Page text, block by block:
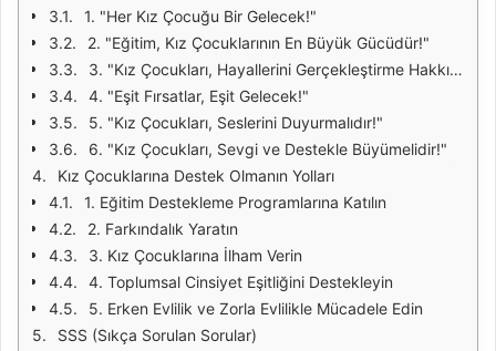
1. "Her Kız Çocuğu Bir Gelecek!"
2. "Eğitim, Kız Çocuklarının En Büyük Gücüdür!"
3. "Kız Çocukları, Hayallerini Gerçekleştirme Hakkına Sahiptir!"
4. "Eşit Fırsatlar, Eşit Gelecek!"
5. "Kız Çocukları, Seslerini Duyurmalıdır!"
6. "Kız Çocukları, Sevgi ve Destekle Büyümelidir!"
Kız Çocuklarına Destek Olmanın Yolları
1. Eğitim Destekleme Programlarına Katılın
2. Farkındalık Yaratın
3. Kız Çocuklarına İlham Verin
4. Toplumsal Cinsiyet Eşitliğini Destekleyin
5. Erken Evlilik ve Zorla Evlilikle Mücadele Edin
SSS (Sıkça Sorulan Sorular)